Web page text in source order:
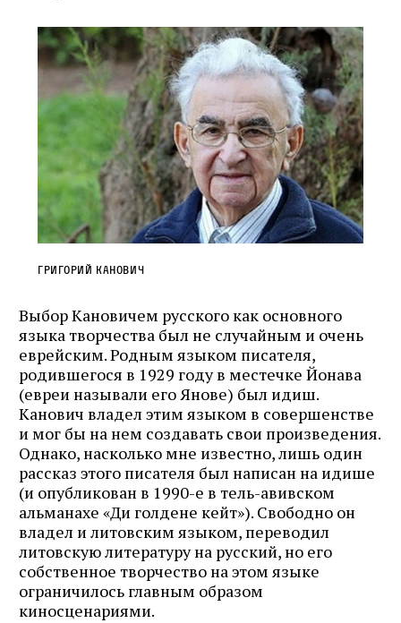
Григорий Канович
Выбор Кановичем русского как основного
языка творчества был не случайным и очень
еврейским. Родным языком писателя,
родившегося в 1929 году в местечке Йонава
(евреи называли его Янове) был идиш.
Канович владел этим языком в совершенстве
и мог бы на нем создавать свои произведения.
Однако, насколько мне известно, лишь один
рассказ этого писателя был написан на идише
(и опубликован в 1990-е в тель-авивском
альманахе «Ди голдене кейт»). Свободно он
владел и литовским языком, переводил
литовскую литературу на русский, но его
собственное творчество на этом языке
ограничилось главным образом
киносценариями.